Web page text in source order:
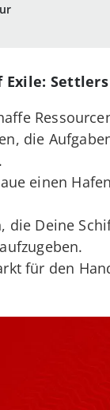
die
einen
die Deine
für den